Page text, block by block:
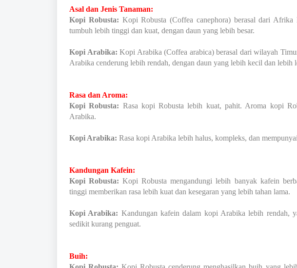
Asal dan Jenis Tanaman:
Kopi Robusta: Kopi Robusta (Coffea canephora) berasal dari Afrika
tumbuh lebih tinggi dan kuat, dengan daun yang lebih besar.
Kopi Arabika: Kopi Arabika (Coffea arabica) berasal dari wilayah
Arabika cenderung lebih rendah, dengan daun yang lebih kecil dan lebih
Rasa dan Aroma:
Kopi Robusta: Rasa kopi Robusta lebih kuat, pahit. Aroma kopi
Arabika.
Kopi Arabika: Rasa kopi Arabika lebih halus, kompleks, dan
Kandungan Kafein:
Kopi Robusta: Kopi Robusta mengandungi lebih banyak kafein
tinggi memberikan rasa lebih kuat dan kesegaran yang lebih tahan lama.
Kopi Arabika: Kandungan kafein dalam kopi Arabika lebih rendah,
sedikit kurang penguat.
Buih: